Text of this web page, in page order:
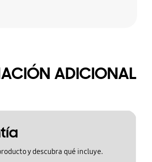
ADICIONAL
y descubra qué incluye.